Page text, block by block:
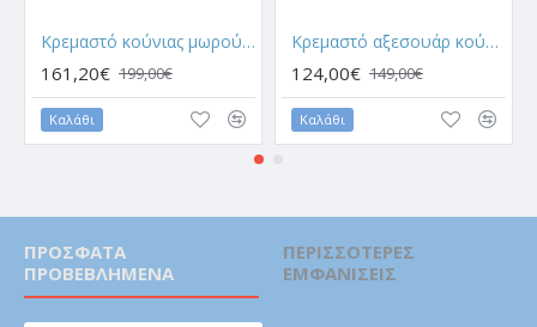
Κρεμαστό κούνιας μωρού - Little prince
161,20€ 199,00€
Καλάθι
Κρεμαστό αξεσουάρ κούνιας- Σαφάρι
124,00€ 149,00€
Καλάθι
ΠΡΌΣΦΑΤΑ
ΠΡΟΒΕΒΛΗΜΈΝΑ
ΠΕΡΙΣΣΌΤΕΡΕΣ
ΕΜΦΑΝΊΣΕΙΣ